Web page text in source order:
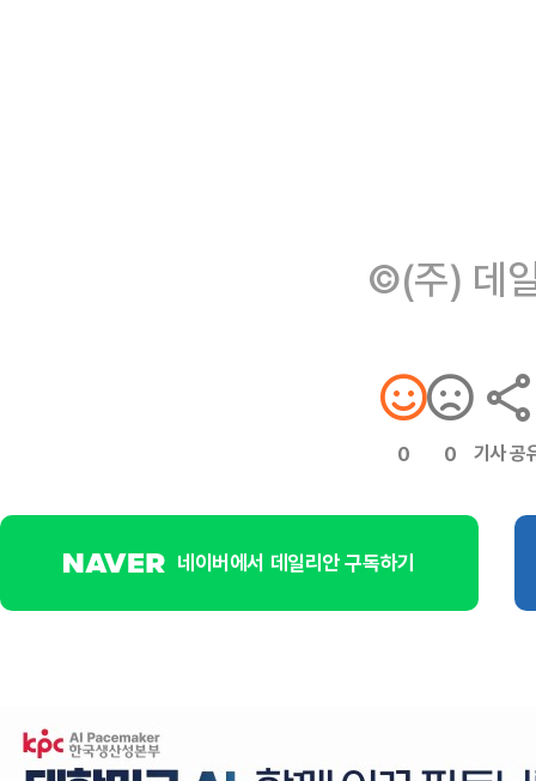
©(주) 데
0 0 기사 공
네이버에서 데일리안 구독하기